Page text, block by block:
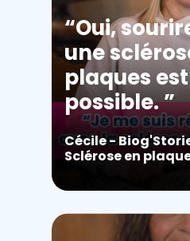
Oui,
une
plaques
possible.
Cécile -
Sclérose en